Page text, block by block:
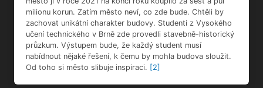
milionu korun. Zatím město neví, co zde bude. Chtěli by
zachovat unikátní charakter budovy. Studenti z Vysokého
učení technického v Brně zde provedli stavebně-historický
průzkum. Výstupem bude, že každý student musí
nabídnout nějaké řešení, k čemu by mohla budova sloužit.
Od toho si město slibuje inspiraci. [2]